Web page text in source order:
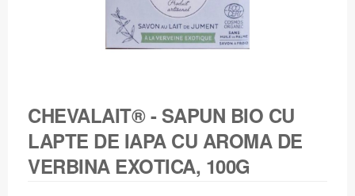
CHEVALAIT® - SAPUN BIO CU
LAPTE DE IAPA CU AROMA DE
VERBINA EXOTICA, 100G